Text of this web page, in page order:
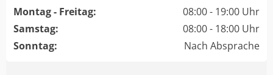
Montag - Freitag:
08:00 - 19:00 Uhr
Samstag:
08:00 - 18:00 Uhr
Sonntag:
Nach Absprache